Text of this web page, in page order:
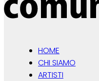
HOME
CHI SIAMO
ARTISTI